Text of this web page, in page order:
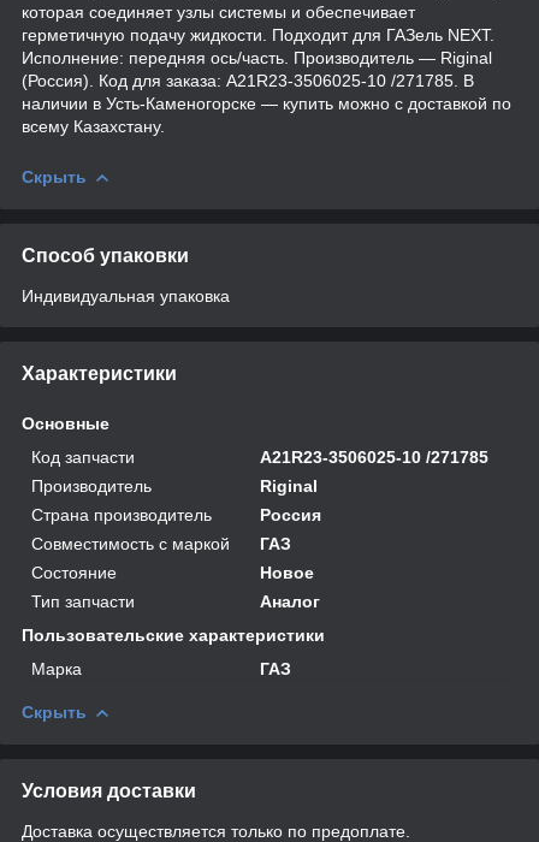
которая соединяет узлы системы и обеспечивает
герметичную подачу жидкости. Подходит для ГАЗель NEXT.
Исполнение: передняя ось/часть. Производитель — Riginal
(Россия). Код для заказа: А21R23-3506025-10 /271785. В
наличии в Усть-Каменогорске — купить можно с доставкой по
всему Казахстану.
Скрыть
Способ упаковки
Индивидуальная упаковка
Характеристики
Основные
Код запчасти
А21R23-3506025-10 /271785
Производитель
Riginal
Страна производитель
Россия
Совместимость с маркой
ГАЗ
Состояние
Новое
Тип запчасти
Аналог
Пользовательские характеристики
Марка
ГАЗ
Скрыть
Условия доставки
Доставка осуществляется только по предоплате.